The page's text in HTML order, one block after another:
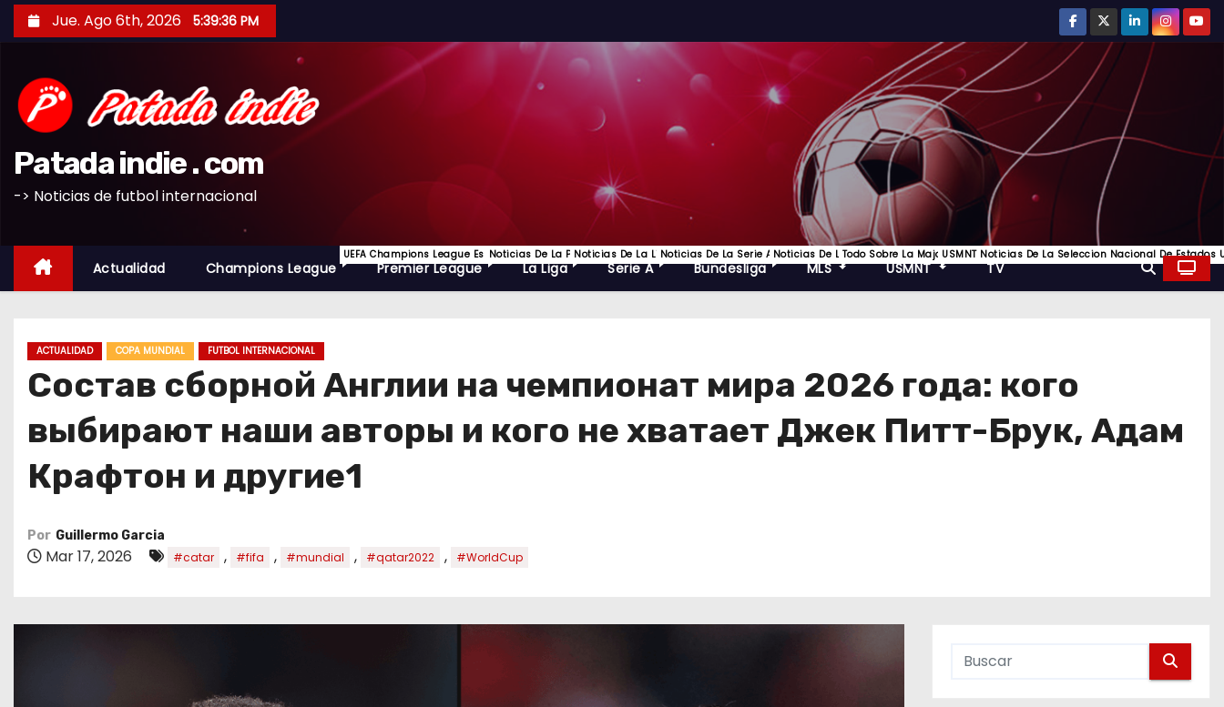
t
Jue. Ago 6th, 2026 5:39:37 PM
Patada indie . com
-> Noticias de futbol internacional
Actualidad Champions League
UEFA Champions League Es Uno De Los Torneos De Fútbol Más Prestigiosos Del Mundo Y La Competición De Clubes Más Prestigiosa Del Fútbol Europeo, Toda La
Premier League
Noticias De La Premier League, EPL Lo Mejor Del Futbol Ingles Y Los Mejores Equipos De Inglaterra
La Liga
Noticias De La Liga Española De Futbol
Serie A
Noticias De La Serie A, Lo Mejor Del Futbol De La Liga Italiana Y Los Mejores Equipos De Italia
Bundesliga
Noticias De La Bundesliga Y Todo Lo Mejor Del Futbol Aleman
MLS
Todo Sobre La Major League Soccer, Futbol De Estados Unidos
USMNT
USMNT Noticias De La Seleccion Nacional De
TV
ACTUALIDAD COPA MUNDIAL FUTBOL INTERNACIONAL
Состав сборной Англии на чемпионат мира 2026 года: кого
выбирают наши авторы и кого не хватает Джек Питт-Брук, Адам
Крафтон и другие1
Por Guillermo Garcia
Mar 17, 2026 #catar , #fifa , #mundial , #qatar2022 , #WorldCup